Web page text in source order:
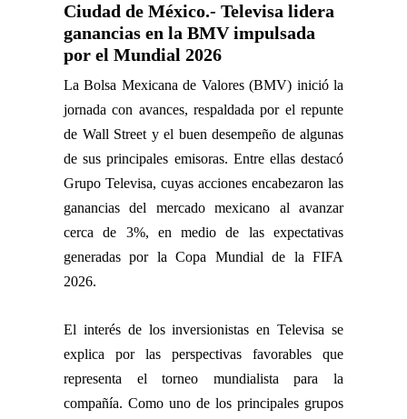
Ciudad de México.- Televisa lidera
ganancias en la BMV impulsada
por el Mundial 2026
La Bolsa Mexicana de Valores (BMV) inició la
jornada con avances, respaldada por el repunte
de Wall Street y el buen desempeño de algunas
de sus principales emisoras. Entre ellas destacó
Grupo Televisa, cuyas acciones encabezaron las
ganancias del mercado mexicano al avanzar
cerca de 3%, en medio de las expectativas
generadas por la Copa Mundial de la FIFA
2026.
El interés de los inversionistas en Televisa se
explica por las perspectivas favorables que
representa el torneo mundialista para la
compañía. Como uno de los principales grupos